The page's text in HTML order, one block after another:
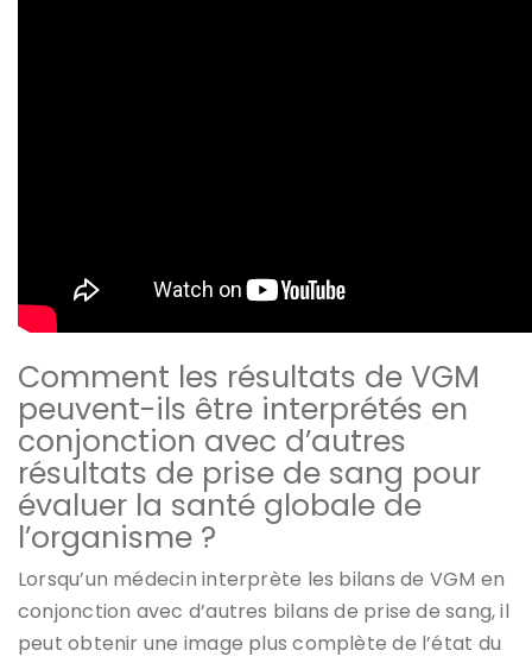
Comment les résultats de VGM
peuvent-ils être interprétés en
conjonction avec d’autres
résultats de prise de sang pour
évaluer la santé globale de
l’organisme ?
Lorsqu’un médecin interprète les bilans de VGM en
conjonction avec d’autres bilans de prise de sang, il
peut obtenir une image plus complète de l’état du